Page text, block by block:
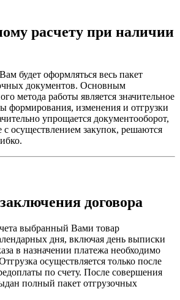
расчету при наличии
будет оформляться весь пакет
документов. Основным
метода работы является значительное
формирования, изменения и отгрузки
упрощается документооборот,
с осуществлением закупок, решаются
договора
выбранный Вами товар
дня, включая день выписки
в назначении платежа необходимо
осуществляется только после
по счету. После совершения
полный пакет отгрузочных